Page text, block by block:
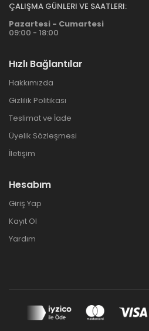
ÇALIŞMA GÜNLERI VE SAATLERI:
Pazartesi - Cumartesi
09:00 - 18:00
Hızlı Bağlantılar
Hakkımızda
Gizlilik Politikası
Teslimat ve İade
Üyelik Sözleşmesi
İletişim
Hesabım
Giriş Yap
Kayıt Ol
Yardım